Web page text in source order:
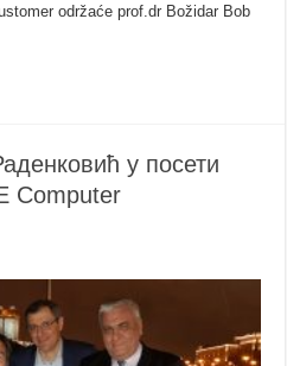
održaće prof.dr Božidar Bob
у посети
Computer